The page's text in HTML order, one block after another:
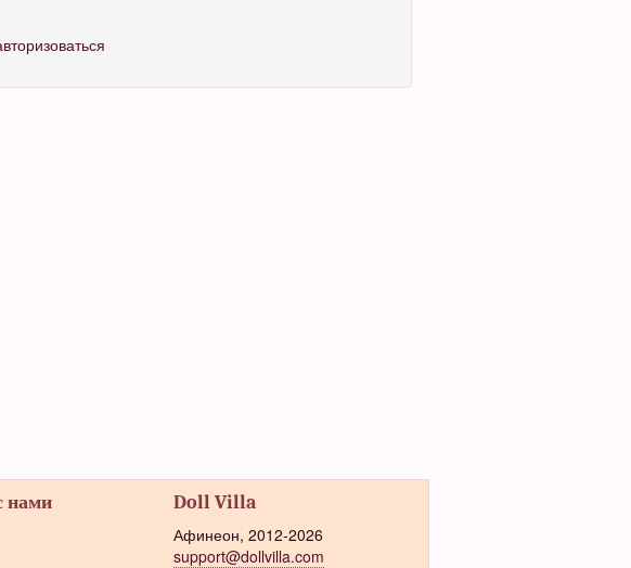
нами
Doll Villa
Афинеон, 2012-2026
support@dollvilla.com